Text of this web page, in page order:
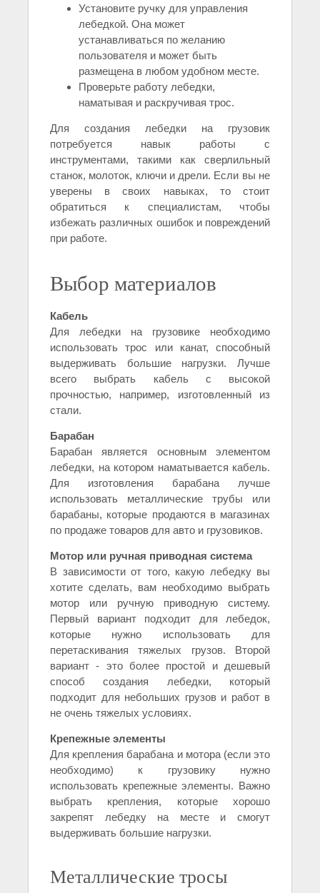
Установите ручку для управления
лебедкой. Она может
устанавливаться по желанию
пользователя и может быть
размещена в любом удобном месте.
Проверьте работу лебедки,
наматывая и раскручивая трос.
Для создания лебедки на грузовик
потребуется навык работы с
инструментами, такими как сверлильный
станок, молоток, ключи и дрели. Если вы не
уверены в своих навыках, то стоит
обратиться к специалистам, чтобы
избежать различных ошибок и повреждений
при работе.
Выбор материалов
Кабель
Для лебедки на грузовике необходимо
использовать трос или канат, способный
выдерживать большие нагрузки. Лучше
всего выбрать кабель с высокой
прочностью, например, изготовленный из
стали.
Барабан
Барабан является основным элементом
лебедки, на котором наматывается кабель.
Для изготовления барабана лучше
использовать металлические трубы или
барабаны, которые продаются в магазинах
по продаже товаров для авто и грузовиков.
Мотор или ручная приводная система
В зависимости от того, какую лебедку вы
хотите сделать, вам необходимо выбрать
мотор или ручную приводную систему.
Первый вариант подходит для лебедок,
которые нужно использовать для
перетаскивания тяжелых грузов. Второй
вариант - это более простой и дешевый
способ создания лебедки, который
подходит для небольших грузов и работ в
не очень тяжелых условиях.
Крепежные элементы
Для крепления барабана и мотора (если это
необходимо) к грузовику нужно
использовать крепежные элементы. Важно
выбрать крепления, которые хорошо
закрепят лебедку на месте и смогут
выдерживать большие нагрузки.
Металлические тросы